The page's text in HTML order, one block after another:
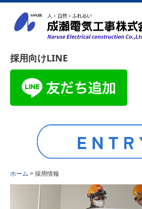
成瀬電気工事について
事業所一覧
品質環境方針
施工実績
採用情報
数字で見る成瀬電気工事
募集要項
採用向けLINE
ホーム 採用情報